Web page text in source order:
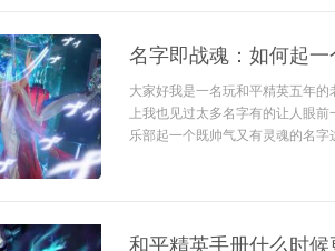
名字即战魂：如何起
大家好我是一名玩和平精英五年
上我也见过太多名字有的让人眼
乐部起一个既帅气又有灵魂的名
和平精英手册什么时候